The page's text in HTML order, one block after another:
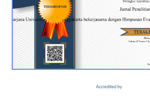
Accredited by